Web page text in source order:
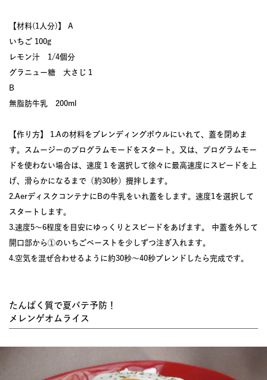
【材料(1人分)】 A
いちご 100g
レモン汁 1/4個分
グラニュー糖 大さじ１
B
無脂肪牛乳 200ml
【作り方】 1.Aの材料をブレンディングボウルにいれて、蓋を閉めま
す。スムージーのプログラムモードをスタート。又は、プログラムモー
ドを使わない場合は、速度１を選択して徐々に最高速度にスピードを上
げ、滑らかになるまで（約30秒）攪拌します。
2.AerディスクコンテナにBの牛乳をいれ蓋をします。速度1を選択して
スタートします。
3.速度5〜6程度を目安にゆっくりとスピードをあげます。 中蓋を外して
開口部から①のいちごペーストを少しずつ注ぎ入れます。
4.空気を混ぜ合わせるように約30秒〜40秒ブレンドしたら完成です。
たんぱく質で夏バテ予防！
メレンゲオムライス